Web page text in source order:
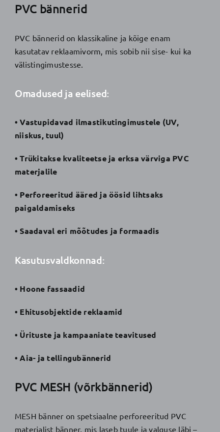
PVC bännerid
PVC bännerid on klassikaline ja kõige enam
kasutatav reklaamivorm, mis sobib nii sise- kui ka
välistingimustesse.
Omadused ja eelised:
• Vastupidavad ilmastikutingimustele (UV,
niiskus, tuul)
• Trükitakse kvaliteetse ja erksa värviga PVC
materjalile
• Perforeeritud ääred ja öösid lihtsaks
paigaldamiseks
• Saadaval eri mõõtudes ja formaadis
Kasutusvaldkonnad:
• Hoone fassaadid
• Ehitusobjektide reklaamid
• Ürituste ja kampaaniate teavitused
• Aia- ja tellingubännerid
PVC MESH (võrkbännerid)
MESH bänner on spetsiaalne perforeeritud PVC
materjalist bänner, mis laseb tuule ja valguse läbi –